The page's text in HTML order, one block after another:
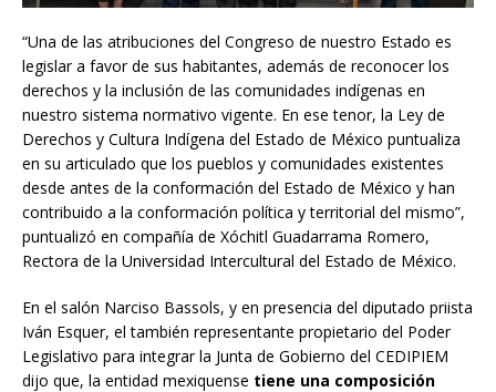
“Una de las atribuciones del Congreso de nuestro Estado es
legislar a favor de sus habitantes, además de reconocer los
derechos y la inclusión de las comunidades indígenas en
nuestro sistema normativo vigente. En ese tenor, la Ley de
Derechos y Cultura Indígena del Estado de México puntualiza
en su articulado que los pueblos y comunidades existentes
desde antes de la conformación del Estado de México y han
contribuido a la conformación política y territorial del mismo”,
puntualizó en compañía de Xóchitl Guadarrama Romero,
Rectora de la Universidad Intercultural del Estado de México.
En el salón Narciso Bassols, y en presencia del diputado priista
Iván Esquer, el también representante propietario del Poder
Legislativo para integrar la Junta de Gobierno del CEDIPIEM
dijo que, la entidad mexiquense tiene una composición